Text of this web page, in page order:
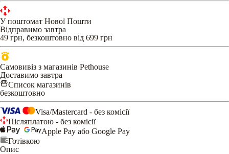
У поштомат Нової Пошти
Відправимо завтра
49 грн, безкоштовно від 699 грн
Самовивіз з магазинів Pethouse
Доставимо завтра
Список магазинів
безкоштовно
Visa/Mastercard - без комісії
Післяплатою - без комісії
Apple Pay або Google Pay
Готівкою
Опис